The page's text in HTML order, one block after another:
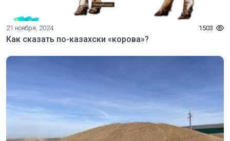
21 ноября, 2024 1503
Как сказать по-казахски «корова»?